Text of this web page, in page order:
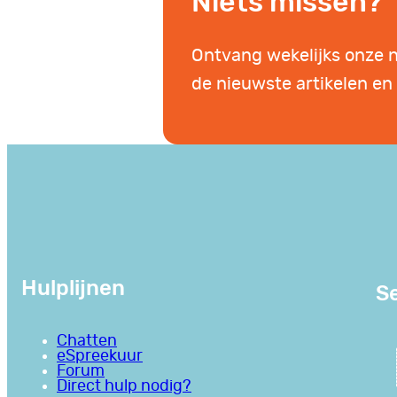
Ontvang wekelijks onze
de nieuwste artikelen en
Hulplijnen
Chatten
eSpreekuur
Forum
Direct hulp nodig?